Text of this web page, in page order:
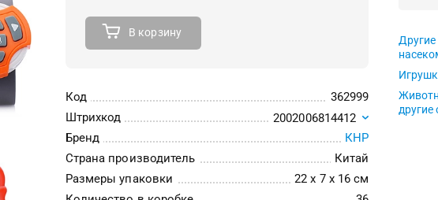
В корзину
Код
362999
Штрихкод
2002006814412
Бренд
КНР
Страна производитель
Китай
Размеры упаковки
22 x 7 x 16 см
другие